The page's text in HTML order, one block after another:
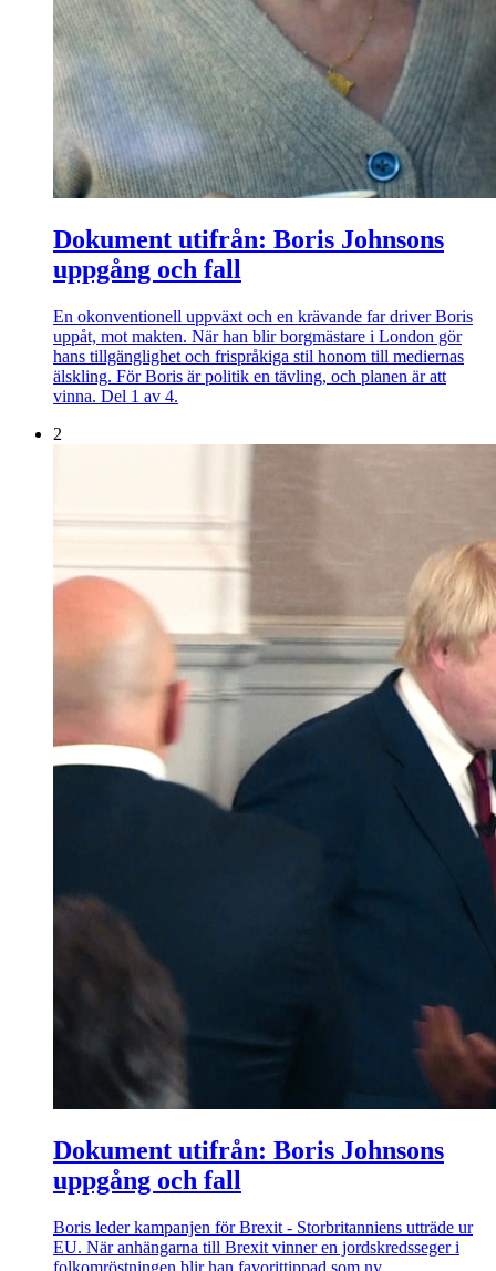
Dokument utifrån: Boris Johnsons
uppgång och fall
En okonventionell uppväxt och en krävande far driver Boris
uppåt, mot makten. När han blir borgmästare i London gör
hans tillgänglighet och frispråkiga stil honom till mediernas
älskling. För Boris är politik en tävling, och planen är att
vinna. Del 1 av 4.
2
Dokument utifrån: Boris Johnsons
uppgång och fall
Boris leder kampanjen för Brexit - Storbritanniens utträde ur
EU. När anhängarna till Brexit vinner en jordskredsseger i
folkomröstningen blir han favorittippad som ny